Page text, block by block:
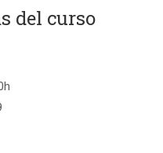
del curso